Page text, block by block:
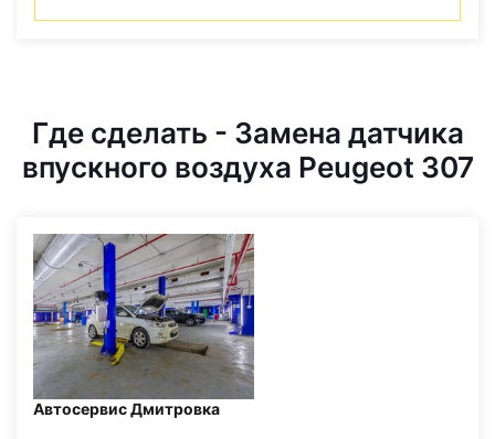
Где сделать - Замена датчика
впускного воздуха Peugeot 307
Автосервис Дмитровка